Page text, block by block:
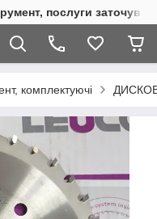
послуги
комплектуючі